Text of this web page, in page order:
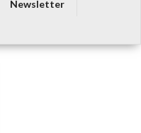
Newsletter